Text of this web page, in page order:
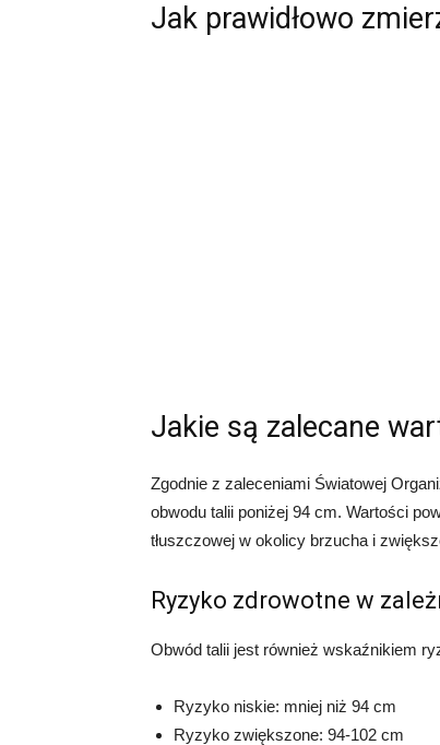
Jak prawidłowo
Jakie są zalecane
Zgodnie z zaleceniami Światowej
obwodu talii poniżej 94 cm. Wartości
tłuszczowej w okolicy brzucha i
Ryzyko zdrowotne w
Obwód talii jest również wskaźnikiem
Ryzyko niskie: mniej niż 94 cm
Ryzyko zwiększone: 94-102 cm